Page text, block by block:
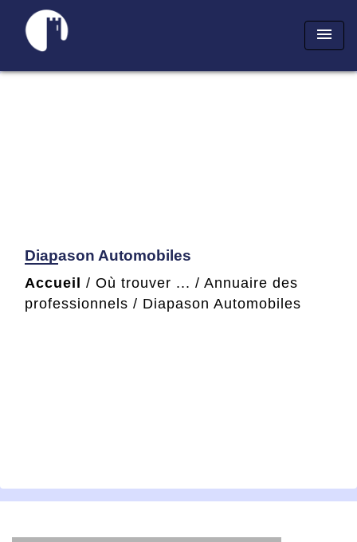
menu
Diapason Automobiles
Accueil / Où trouver ... / Annuaire des
professionnels / Diapason Automobiles